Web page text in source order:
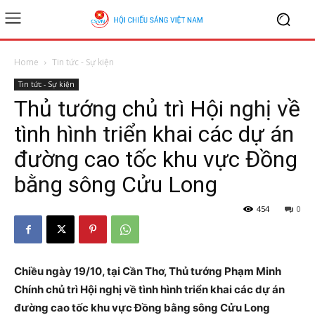
Home Tin tức - Sự kiện
Tin tức - Sự kiện
Thủ tướng chủ trì Hội nghị về
tình hình triển khai các dự án
đường cao tốc khu vực Đồng
bằng sông Cửu Long
0
454
Chiều ngày 19/10, tại Cần Thơ, Thủ tướng Phạm Minh
Chính chủ trì Hội nghị về tình hình triển khai các dự án
đường cao tốc khu vựcĐồng bằng sông Cửu Long